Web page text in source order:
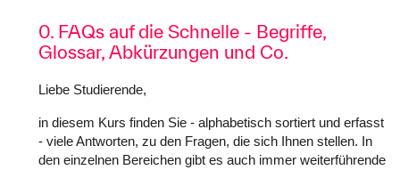
0. FAQs auf die Schnelle - Begriffe,
Glossar, Abkürzungen und Co.
Liebe Studierende,
in diesem Kurs finden Sie - alphabetisch sortiert und erfasst
- viele Antworten, zu den Fragen, die sich Ihnen stellen. In
den einzelnen Bereichen gibt es auch immer weiterführende